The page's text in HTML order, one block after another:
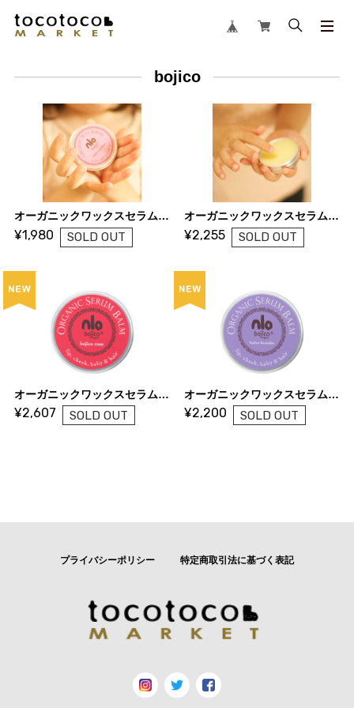
bojico
オーガニックワックスセラム＜フォレスト＞｜bojico（ボジコ）
¥1,980 SOLD OUT
オーガニックワックスセラム＜オリジナル＞｜bojico（ボジコ）
¥2,255 SOLD OUT
オーガニックワックスセラム＜ローズ＞｜bojico（ボジコ）
¥2,607 SOLD OUT
オーガニックワックスセラム＜ラベンダー＞｜bojico（ボジコ）
¥2,200 SOLD OUT
プライバシーポリシー 特定商取引法に基づく表記